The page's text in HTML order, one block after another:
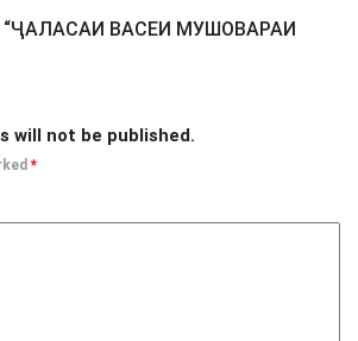
ҶАЛАСАИ ВАСЕИ МУШОВАРАИ
will not be published.
*